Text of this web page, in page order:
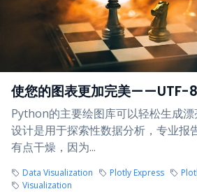
使您的图表更加完美——UTF-8
Python的主要绘图库可以轻松生成
设计是用于探索性数据分析，专业报
有点干燥，因为...
Data Visualization Plotly Express
Visualization